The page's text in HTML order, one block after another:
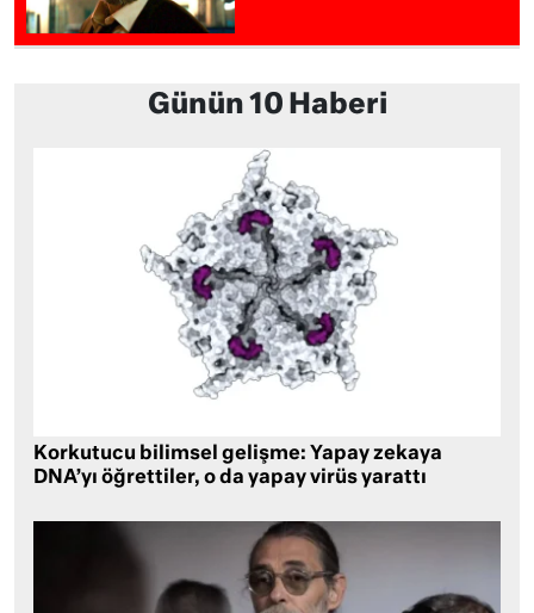
Günün 10 Haberi
Korkutucu bilimsel gelişme: Yapay zekaya
DNA’yı öğrettiler, o da yapay virüs yarattı